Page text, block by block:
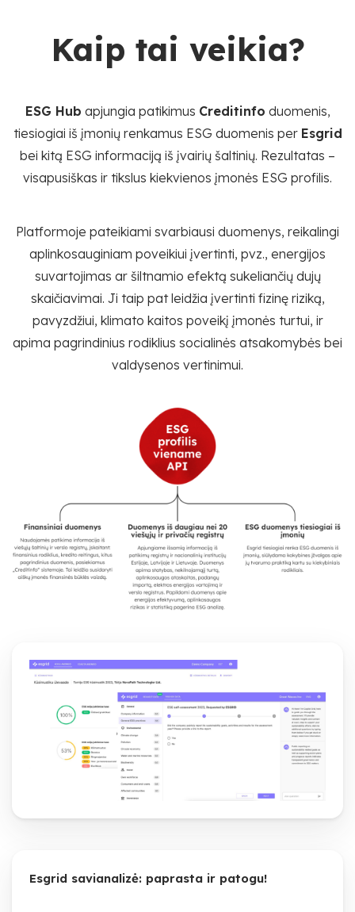
Kaip tai veikia?
ESG Hub apjungia patikimus Creditinfo duomenis,
tiesiogiai iš įmonių renkamus ESG duomenis per Esgrid
bei kitą ESG informaciją iš įvairių šaltinių. Rezultatas –
visapusiškas ir tikslus kiekvienos įmonės ESG profilis.
Platformoje pateikiami svarbiausi duomenys, reikalingi
aplinkosauginiam poveikiui įvertinti, pvz., energijos
suvartojimas ar šiltnamio efektą sukeliančių dujų
skaičiavimai. Ji taip pat leidžia įvertinti fizinę riziką,
pavyzdžiui, klimato kaitos poveikį įmonės turtui, ir
apima pagrindinius rodiklius socialinės atsakomybės bei
valdysenos vertinimui.
Esgrid savianalizė: paprasta ir patogu!